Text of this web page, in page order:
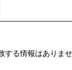
する情報はありませ